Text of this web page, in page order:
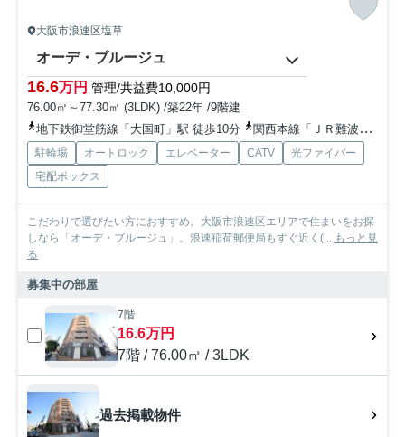
大阪市浪速区塩草
オーデ・ブルージュ
16.6万円 管理/共益費10,000円
76.00㎡～77.30㎡ (3LDK) /築22年 /9階建
地下鉄御堂筋線「大国町」駅 徒歩10分
関西本線「ＪＲ難波」駅 徒歩11分
駐輪場 オートロック エレベーター CATV
光ファイバー
宅配ボックス
こだわりで選びたい方におすすめ。大阪市浪速区エリアで住まいをお探
しなら「オーデ・ブルージュ」。浪速稲荷郵便局もすぐ近く(... もっと見
る
募集中の部屋
7階
16.6万円
7階 / 76.00㎡ / 3LDK
過去掲載物件